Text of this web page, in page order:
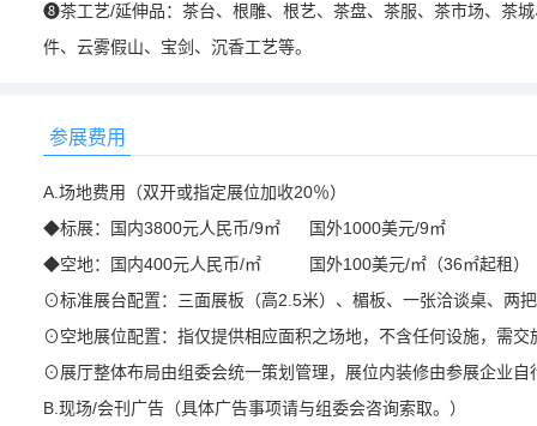
❽茶工艺/延伸品：茶台、根雕、根艺、茶盘、茶服、茶市场、茶
件、云雾假山、宝剑、沉香工艺等。
参展费用
A.场地费用（双开或指定展位加收20％）
◆标展：国内3800元人民币/9㎡ 国外1000美元/9㎡
◆空地：国内400元人民币/㎡ 国外100美元/㎡（36㎡起租）
⊙标准展台配置：三面展板（高2.5米）、楣板、一张洽谈桌、两
⊙空地展位配置：指仅提供相应面积之场地，不含任何设施，需
⊙展厅整体布局由组委会统一策划管理，展位内装修由参展企业自
B.现场/会刊广告（具体广告事项请与组委会咨询索取。）